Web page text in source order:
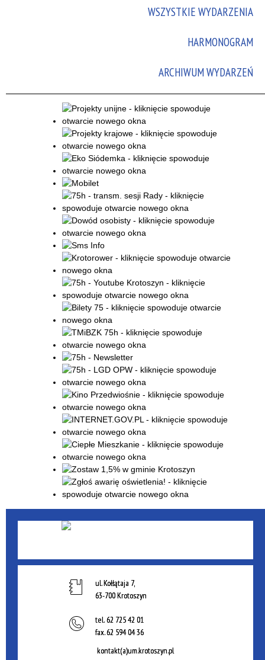
WSZYSTKIE WYDARZENIA
HARMONOGRAM
ARCHIWUM WYDARZEŃ
ul. Kołłątaja 7,
63-700 Krotoszyn
tel.62 725 42 01
fax.62 594 04 36
kontakt(a)um.krotoszyn.pl